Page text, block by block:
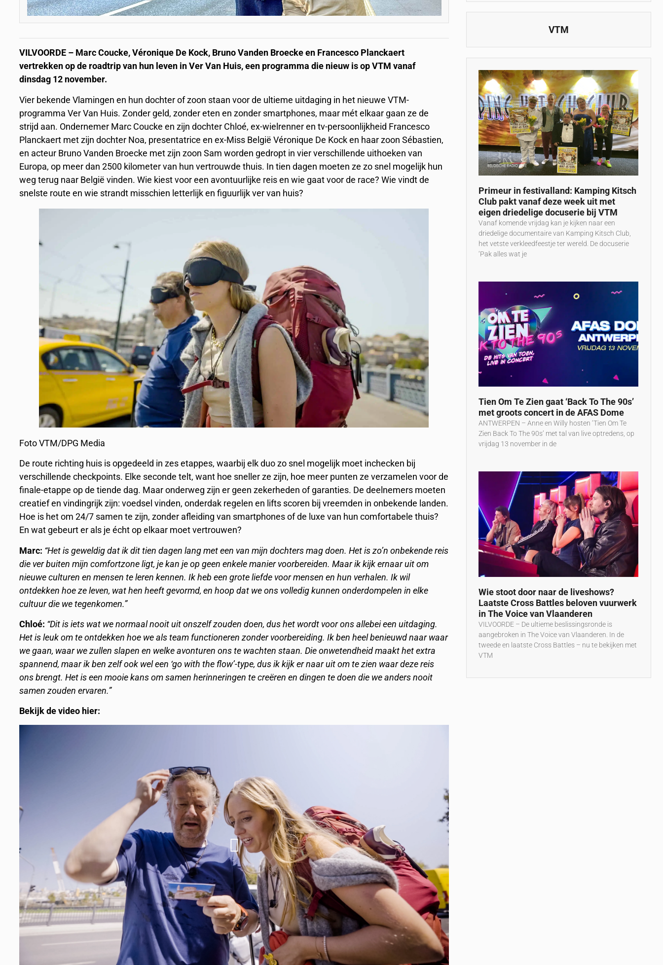
VILVOORDE – Marc Coucke, Véronique De Kock, Bruno Vanden Broecke en Francesco Planckaert
vertrekken op de roadtrip van hun leven in Ver Van Huis, een programma die nieuw is op VTM vanaf
dinsdag 12 november.
Vier bekende Vlamingen en hun dochter of zoon staan voor de ultieme uitdaging in het nieuwe VTM-
programma Ver Van Huis. Zonder geld, zonder eten en zonder smartphones, maar mét elkaar gaan ze de
strijd aan. Ondernemer Marc Coucke en zijn dochter Chloé, ex-wielrenner en tv-persoonlijkheid Francesco
Planckaert met zijn dochter Noa, presentatrice en ex-Miss België Véronique De Kock en haar zoon Sébastien,
en acteur Bruno Vanden Broecke met zijn zoon Sam worden gedropt in vier verschillende uithoeken van
Europa, op meer dan 2500 kilometer van hun vertrouwde thuis. In tien dagen moeten ze zo snel mogelijk hun
weg terug naar België vinden. Wie kiest voor een avontuurlijke reis en wie gaat voor de race? Wie vindt de
snelste route en wie strandt misschien letterlijk en figuurlijk ver van huis?
Foto VTM/DPG Media
De route richting huis is opgedeeld in zes etappes, waarbij elk duo zo snel mogelijk moet inchecken bij
verschillende checkpoints. Elke seconde telt, want hoe sneller ze zijn, hoe meer punten ze verzamelen voor de
finale-etappe op de tiende dag. Maar onderweg zijn er geen zekerheden of garanties. De deelnemers moeten
creatief en vindingrijk zijn: voedsel vinden, onderdak regelen en lifts scoren bij vreemden in onbekende landen.
Hoe is het om 24/7 samen te zijn, zonder afleiding van smartphones of de luxe van hun comfortabele thuis?
En wat gebeurt er als je écht op elkaar moet vertrouwen?
Marc: “Het is geweldig dat ik dit tien dagen lang met een van mijn dochters mag doen. Het is zo’n onbekende reis
die ver buiten mijn comfortzone ligt, je kan je op geen enkele manier voorbereiden. Maar ik kijk ernaar uit om
nieuwe culturen en mensen te leren kennen. Ik heb een grote liefde voor mensen en hun verhalen. Ik wil
ontdekken hoe ze leven, wat hen heeft gevormd, en hoop dat we ons volledig kunnen onderdompelen in elke
cultuur die we tegenkomen.”
Chloé: “Dit is iets wat we normaal nooit uit onszelf zouden doen, dus het wordt voor ons allebei een uitdaging.
Het is leuk om te ontdekken hoe we als team functioneren zonder voorbereiding. Ik ben heel benieuwd naar waar
we gaan, waar we zullen slapen en welke avonturen ons te wachten staan. Die onwetendheid maakt het extra
spannend, maar ik ben zelf ook wel een ‘go with the flow’-type, dus ik kijk er naar uit om te zien waar deze reis
ons brengt. Het is een mooie kans om samen herinneringen te creëren en dingen te doen die we anders nooit
samen zouden ervaren.”
Bekijk de video hier:
VTM
Primeur in festivalland: Kamping Kitsch
Club pakt vanaf deze week uit met
eigen driedelige docuserie bij VTM
Vanaf komende vrijdag kan je kijken naar een
driedelige documentaire van Kamping Kitsch Club,
het vetste verkleedfeestje ter wereld. De docuserie
‘Pak alles wat je
Tien Om Te Zien gaat ‘Back To The 90s’
met groots concert in de AFAS Dome
ANTWERPEN – Anne en Willy hosten ‘Tien Om Te
Zien Back To The 90s’ met tal van live optredens, op
vrijdag 13 november in de
Wie stoot door naar de liveshows?
Laatste Cross Battles beloven vuurwerk
in The Voice van Vlaanderen
VILVOORDE – De ultieme beslissingsronde is
aangebroken in The Voice van Vlaanderen. In de
tweede en laatste Cross Battles – nu te bekijken met
VTM